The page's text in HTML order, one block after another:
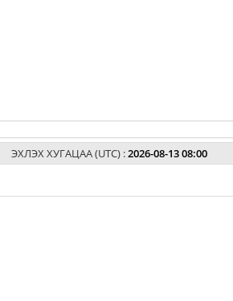
ЭХЛЭХ ХУГАЦАА (UTC) :2026-08-13 08:00